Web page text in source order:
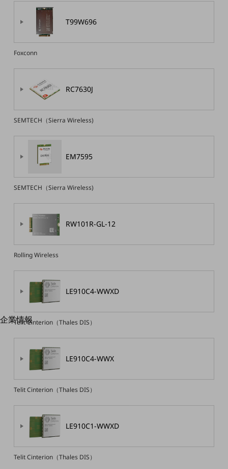
その他のお悩みはこちら
業界から見つける
業界から見つけるTOP
製造業
小売・卸売業
運輸業
建設業
その他の業界はこちら
ゲーム感覚で見つける
ビジネスお悩み診断
NTTドコモビジネス
オンラインショップ
モバイル・ICTサービスをオンラインで
相談・申し込みができるバーチャルショップ
法人向けモバイルトップ
はじめての方へ
サービス・商品を探す
新規会員登録/ログインはこちら
100回線以上のお問い合わせ・お見積りはこちら
別ウィンドウで開きます
企業情報
会社案内
会社案内TOP
沿革
社長からのご挨拶
事業拠点
グループ会社
T99W696
Foxconn
RC7630J
SEMTECH（Sierra Wireless)
EM7595
SEMTECH（Sierra Wireless)
RW101R-GL-12
Rolling Wireless
LE910C4-WWXD
Telit Cinterion（Thales DIS）
LE910C4-WWX
Telit Cinterion（Thales DIS）
LE910C1-WWXD
Telit Cinterion（Thales DIS）